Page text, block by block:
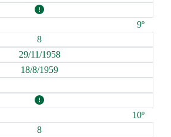
9º
8
29/11/1958
18/8/1959
10º
8